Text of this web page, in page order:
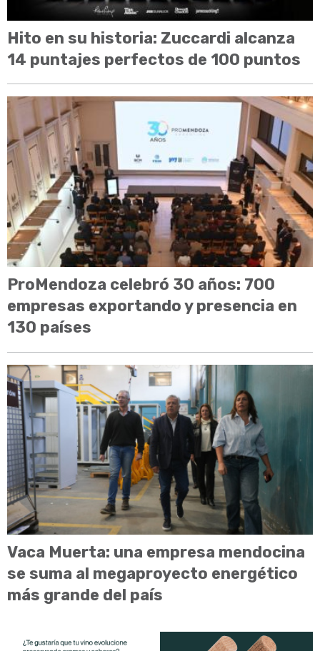
Hito en su historia: Zuccardi alcanza
14 puntajes perfectos de 100 puntos
ProMendoza celebró 30 años: 700
empresas exportando y presencia en
130 países
Vaca Muerta: una empresa mendocina
se suma al megaproyecto energético
más grande del país